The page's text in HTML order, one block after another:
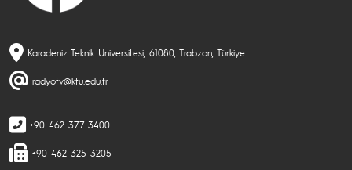
Karadeniz Teknik Üniversitesi, 61080, Trabzon, Türkiye
radyotv@ktu.edu.tr
+90 462 377 3400
+90 462 325 3205